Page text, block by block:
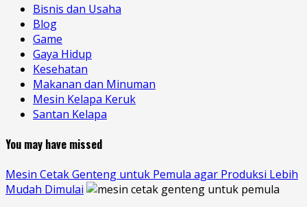
Bisnis dan Usaha
Blog
Game
Gaya Hidup
Kesehatan
Makanan dan Minuman
Mesin Kelapa Keruk
Santan Kelapa
You may have missed
Mesin Cetak Genteng untuk Pemula agar Produksi Lebih
Mudah Dimulai